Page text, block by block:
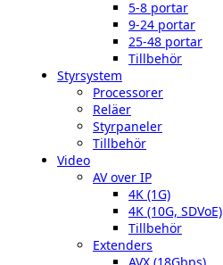
5-8 portar
9-24 portar
25-48 portar
Tillbehör
Styrsystem
Processorer
Reläer
Styrpaneler
Tillbehör
Video
AV over IP
4K (1G)
4K (10G, SDVoE)
Tillbehör
Extenders